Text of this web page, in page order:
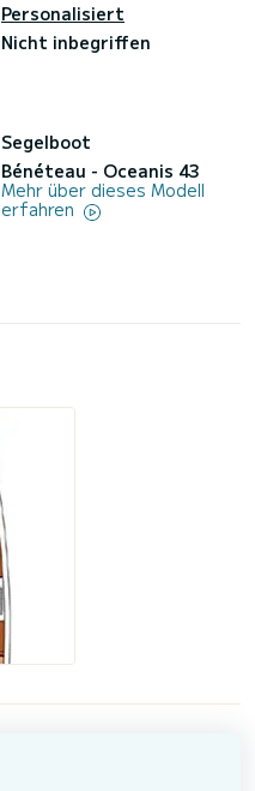
Personalisiert
Nicht inbegriffen
Segelboot
Bénéteau - Oceanis 43
Mehr über dieses Modell
erfahren